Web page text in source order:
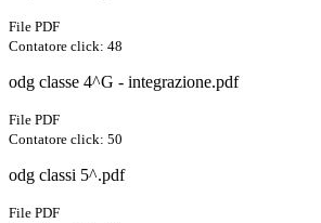
File PDF
Contatore click: 48
odg classe 4^G - integrazione.pdf
File PDF
Contatore click: 50
odg classi 5^.pdf
File PDF